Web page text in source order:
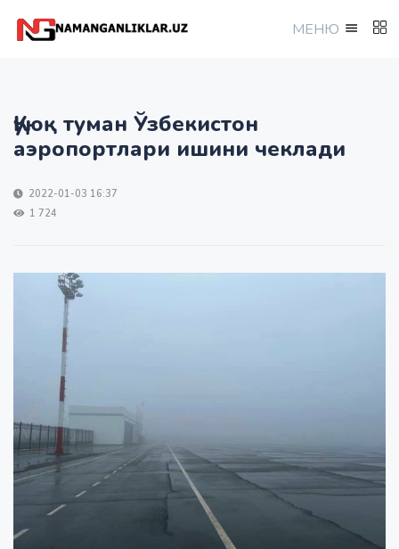
МEНЮ
Қуюқ туман Ўзбекистон
аэропортлари ишини чеклади
2022-01-03 16:37
1 724